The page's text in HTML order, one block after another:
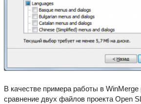
В качестве примера работы в
сравнение двух файлов проекта Open